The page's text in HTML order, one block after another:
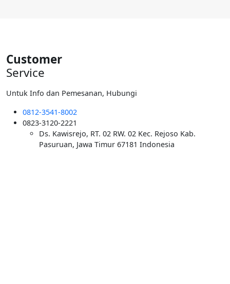
Customer
Service
Untuk Info dan Pemesanan, Hubungi
0812-3541-8002
0823-3120-2221
Ds. Kawisrejo, RT. 02 RW. 02 Kec. Rejoso Kab.
Pasuruan, Jawa Timur 67181 Indonesia